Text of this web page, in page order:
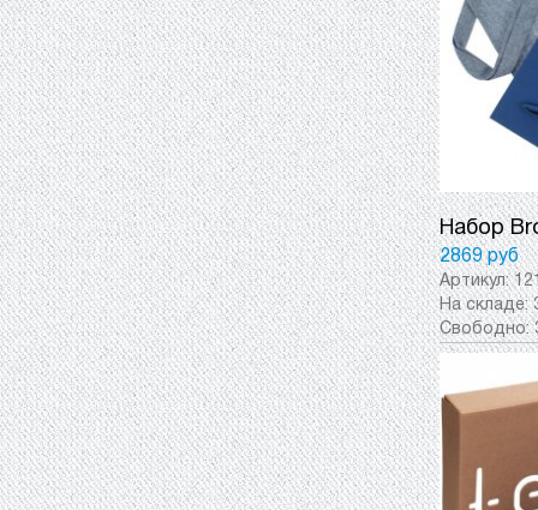
Набор
2869 руб
Артикул:
На складе:
Свободно: